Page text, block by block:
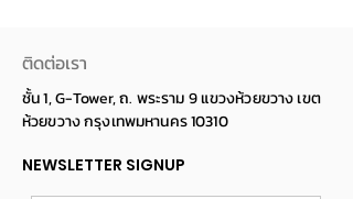
ติดต่อเรา
ชั้น 1, G-Tower, ถ. พระราม 9 แขวงห้วยขวาง เขต
ห้วยขวาง กรุงเทพมหานคร 10310
NEWSLETTER SIGNUP